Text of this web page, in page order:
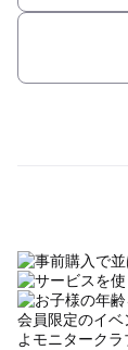
会員限定のイ
よモニタークラ